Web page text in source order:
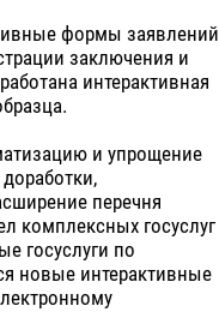
формы заявлений
заключения и
интерактивная
и упрощение
перечня
комплексных госуслуг
госуслуги по
новые интерактивные